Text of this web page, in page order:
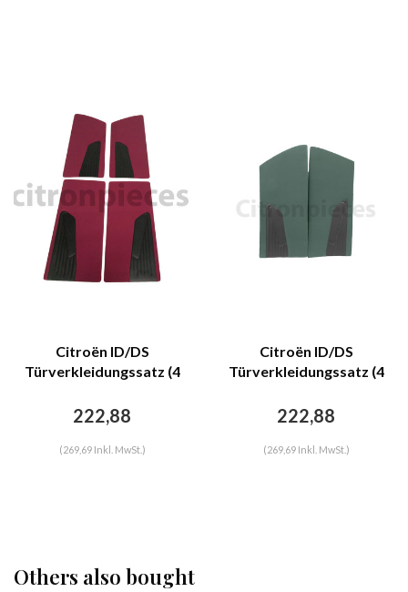
Citroën ID/DS
Türverkleidungssatz (4
D Spezial 70-75 Citroën
222,88
(269,69 Inkl. MwSt.)
Citroën ID/DS
Türverkleidungssatz (4
Super D Spezial 70-75
222,88
(269,69 Inkl. MwSt.)
Others also bought